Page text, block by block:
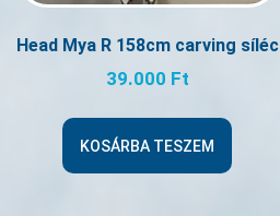
Head Mya R 158cm carving síléc
39.000 Ft
KOSÁRBA TESZEM